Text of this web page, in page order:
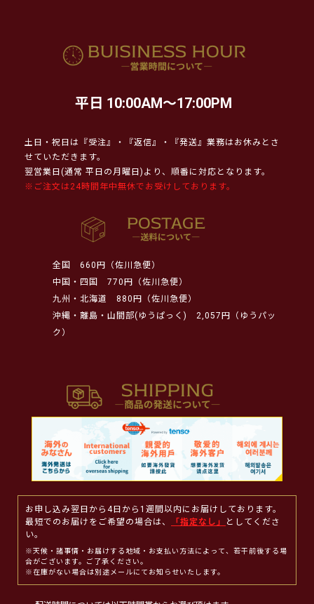
平日 10:00AM～17:00PM
土日・祝日は『受注』・『返信』・『発送』業務はお休みとさ
せていただきます。
翌営業日(通常 平日の月曜日)より、順番に対応となります。
※ご注文は24時間年中無休でお受けしております。
全国
660円（佐川急便）
中国・四国
770円（佐川急便）
九州・北海道
880円（佐川急便）
沖縄・離島・山間部(ゆうぱっく)
2,057円（ゆうパッ
ク）
お申し込み翌日から4日から1週間以内にお届けしております。
最短でのお届けをご希望の場合は、
「指定なし」
としてくださ
い。
※天候・諸事情・お届けする地域・お支払い方法によって、若干前後する場
合がございます。ご了承ください。
※在庫がない場合は別途メールにてお知らせいたします。